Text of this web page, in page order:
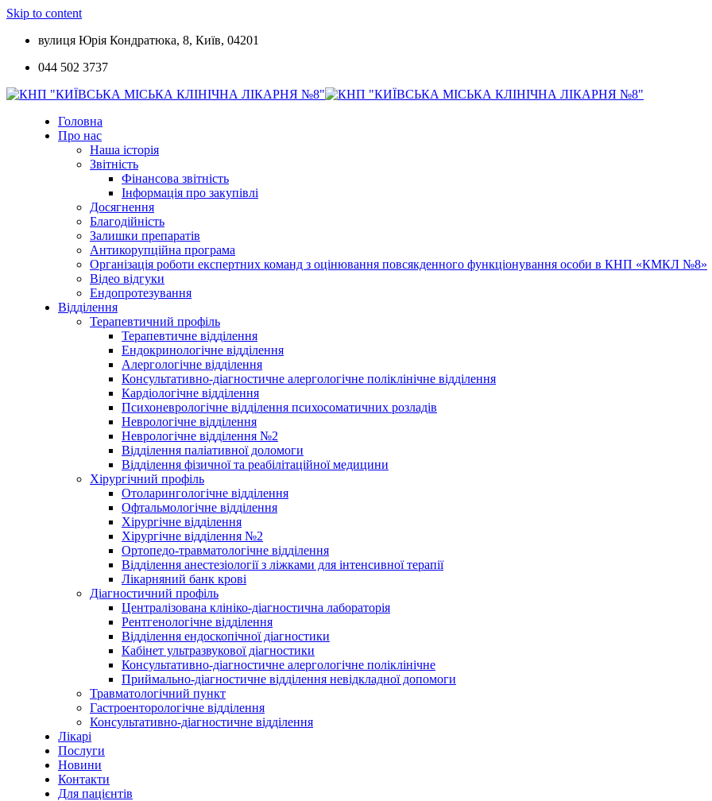
Skip to content
вулиця Юрія Кондратюка, 8, Київ, 04201
044 502 3737
Головна
Про нас
Наша історія
Звітність
Фінансова звітність
Інформація про закупівлі
Досягнення
Благодійність
Залишки препаратів
Антикорупційна програма
Організація роботи експертних команд з оцінювання повсякденного функціонування особи в КНП «КМКЛ №8»
Відео відгуки
Ендопротезування
Відділення
Терапевтичний профіль
Терапевтичне відділення
Ендокринологічне відділення
Алергологічне відділення
Консультативно-діагностичне алергологічне поліклінічне відділення
Кардіологічне відділення
Психоневрологічне відділення психосоматичних розладів
Неврологічне відділення
Неврологічне відділення №2
Відділення паліативної доломоги
Відділення фізичної та реабілітаційної медицини
Хірургічний профіль
Отоларингологічне відділення
Офтальмологічне відділення
Хірургічне відділення
Хірургічне відділення №2
Ортопедо-травматологічне відділення
Відділення анестезіології з ліжками для інтенсивної терапії
Лікарняний банк крові
Діагностичний профіль
Централізована клініко-діагностична лабораторія
Рентгенологічне відділення
Відділення ендоскопічної діагностики
Кабінет ультразвукової діагностики
Консультативно-діагностичне алергологічне поліклінічне
Приймально-діагностичне відділення невідкладної допомоги
Травматологічний пункт
Гастроенторологічне відділення
Консультативно-діагностичне відділення
Лікарі
Послуги
Новини
Контакти
Для пацієнтів